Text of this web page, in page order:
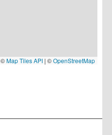
©Map Tiles API | ©OpenStreetMap